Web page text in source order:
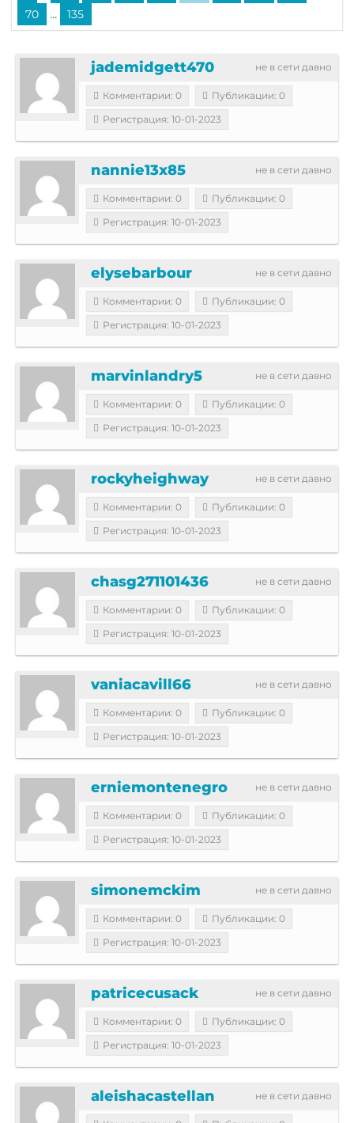
70
... 135
не в сети давно
jademidgett470
Комментарии: 0
Публикации: 0
Регистрация: 10-01-2023
не в сети давно
nannie13x85
Комментарии: 0
Публикации: 0
Регистрация: 10-01-2023
не в сети давно
elysebarbour
Комментарии: 0
Публикации: 0
Регистрация: 10-01-2023
не в сети давно
marvinlandry5
Комментарии: 0
Публикации: 0
Регистрация: 10-01-2023
не в сети давно
rockyheighway
Комментарии: 0
Публикации: 0
Регистрация: 10-01-2023
не в сети давно
chasg271101436
Комментарии: 0
Публикации: 0
Регистрация: 10-01-2023
не в сети давно
vaniacavill66
Комментарии: 0
Публикации: 0
Регистрация: 10-01-2023
не в сети давно
erniemontenegro
Комментарии: 0
Публикации: 0
Регистрация: 10-01-2023
не в сети давно
simonemckim
Комментарии: 0
Публикации: 0
Регистрация: 10-01-2023
не в сети давно
patricecusack
Комментарии: 0
Публикации: 0
Регистрация: 10-01-2023
не в сети давно
aleishacastellan